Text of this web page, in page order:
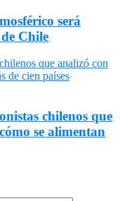
será
Chile
chilenos que
se alimentan